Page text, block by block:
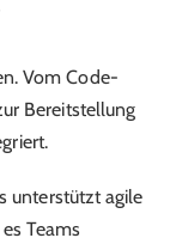
Vom Code-
Bereitstellung
unterstützt agile
Teams